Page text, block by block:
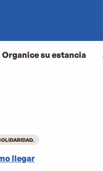
Organice su estancia
llegar